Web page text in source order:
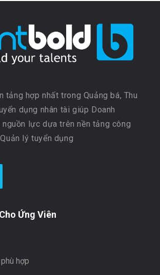
tảng hợp nhất trong Quảng bá, Thu
dụng nhân tài giúp Doanh
lực dựa trên nền tảng công
lý tuyển dụng
Ứng Viên
hợp